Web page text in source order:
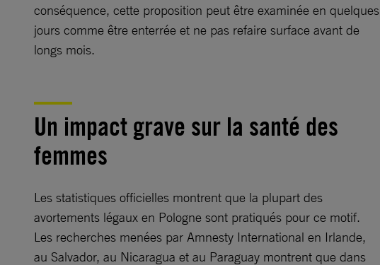
conséquence, cette proposition peut être examinée en quelques
jours comme être enterrée et ne pas refaire surface avant de
longs mois.
Un impact grave sur la santé des
femmes
Les statistiques officielles montrent que la plupart des
avortements légaux en Pologne sont pratiqués pour ce motif.
Les recherches menées par Amnesty International en Irlande,
au Salvador, au Nicaragua et au Paraguay montrent que dans